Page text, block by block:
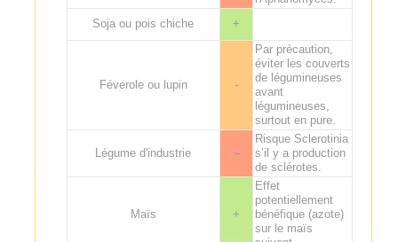
Soja ou pois chiche
+
Féverole ou lupin -
Par précaution,
éviter les couverts
de légumineuses
avant
légumineuses,
surtout en pure.
Légume d'industrie --
Risque Sclerotinia
s’il y a production
de sclérotes.
Maïs +
Effet
potentiellement
bénéfique (azote)
sur le maïs